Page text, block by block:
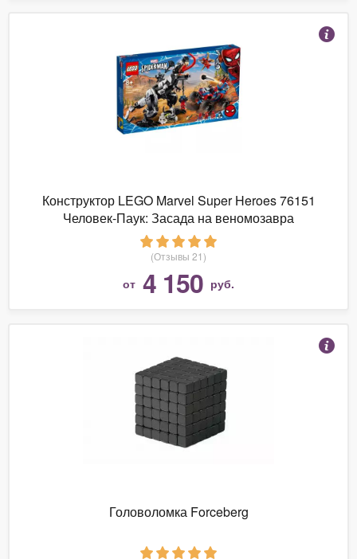
Конструктор LEGO Marvel Super Heroes 76151
Человек-Паук: Засада на веномозавра
(Отзывы 21)
от 4 150 руб.
Головоломка Forceberg